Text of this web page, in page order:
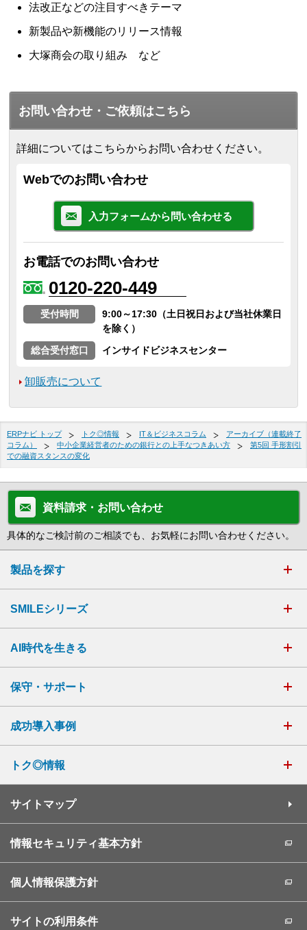
法改正などの注目すべきテーマ
新製品や新機能のリリース情報
大塚商会の取り組み など
お問い合わせ・ご依頼はこちら
詳細についてはこちらからお問い合わせください。
Webでのお問い合わせ
入力フォームから問い合わせる
お電話でのお問い合わせ
0120-220-449
受付時間
9:00～17:30（土日祝日および当社休業日
を除く）
総合受付窓口
インサイドビジネスセンター
卸販売について
ERPナビ トップ トク◎情報 IT＆ビジネスコラム
アーカイブ（連載終了
コラム）
中小企業経営者のための銀行との上手なつきあい方
第5回 手形割引
での融資スタンスの変化
資料請求・お問い合わせ
具体的なご検討前のご相談でも、お気軽にお問い合わせください。
製品を探す
SMILEシリーズ
AI時代を生きる
保守・サポート
成功導入事例
トク◎情報
サイトマップ
情報セキュリティ基本方針
個人情報保護方針
サイトの利用条件